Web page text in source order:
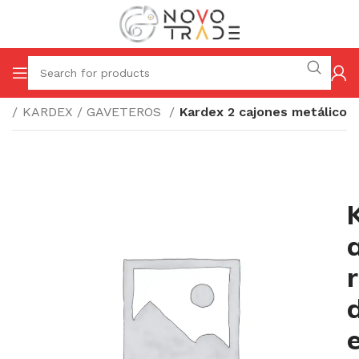
KARDEX / GAVETEROS Kardex 2 cajones metálico
r